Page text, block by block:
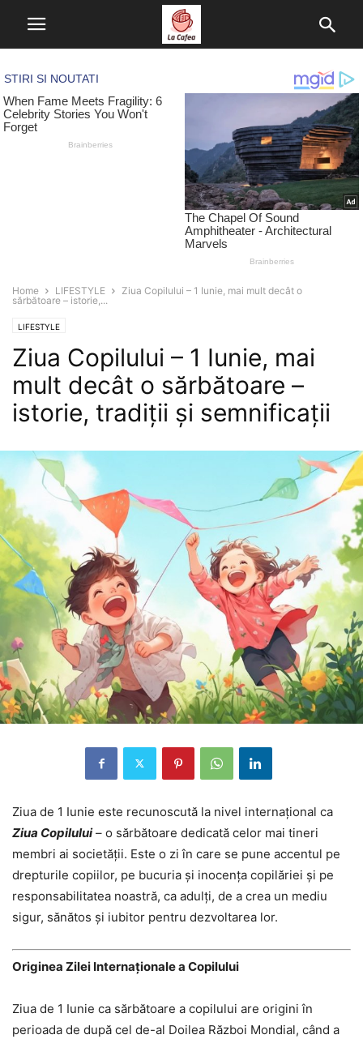
Home LIFESTYLE
Ziua Copilului – 1 Iunie, mai mult decât o
sărbătoare – istorie,...
LIFESTYLE
Ziua Copilului – 1 Iunie, mai
mult decât o sărbătoare –
istorie, tradiții și semnificații
Ziua de 1 Iunie este recunoscută la nivel internațional ca
Ziua Copilului– o sărbătoare dedicată celor mai tineri
membri ai societății. Este o zi în care se pune accentul pe
drepturile copiilor, pe bucuria și inocența copilăriei și pe
responsabilitatea noastră, ca adulți, de a crea un mediu
sigur, sănătos și iubitor pentru dezvoltarea lor.
Originea Zilei Internaționale a Copilului
Ziua de 1 Iunie ca sărbătoare a copilului are origini în
perioada de după cel de-al Doilea Război Mondial, când a